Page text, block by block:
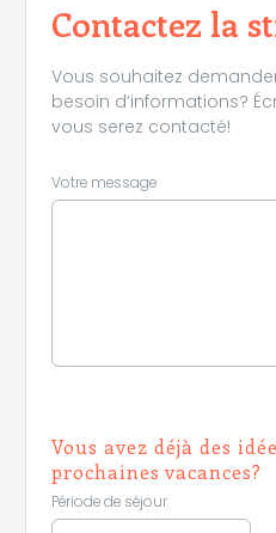
Contactez la
Vous souhaitez
besoin d’informations?
vous serez contacté!
Votre message
Vous avez déjà des
prochaines vacances?
Période de séjour